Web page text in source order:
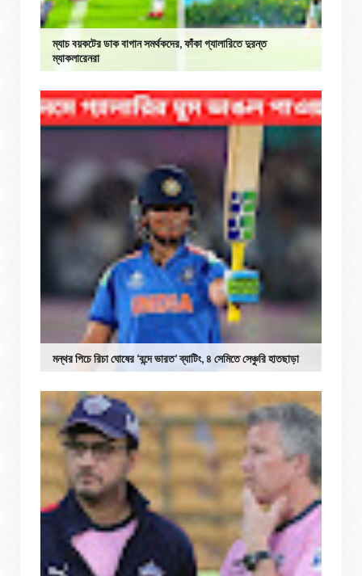
ম্যাচ বয়কটের ডাক বাগান সমর্থকদের, ফাঁকা গ্যালারিতে দুরন্ত
ম্যাকলারেনরা
মন্থর পিচে রিচা ঘোষের ‘বন্দে ভারত’ ব্যাটিং, ৪ সেমিতে সেঞ্চুরি হাতছাড়া